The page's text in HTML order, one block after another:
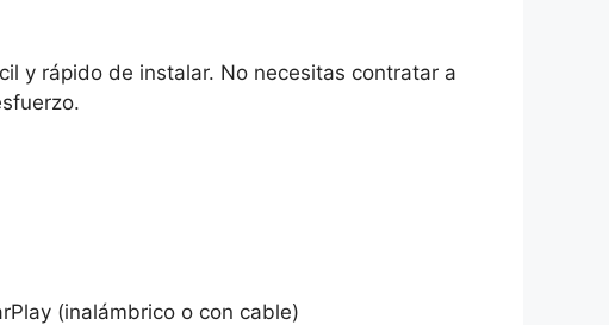
y rápido de instalar. No necesitas contratar a
(inalámbrico o con cable)